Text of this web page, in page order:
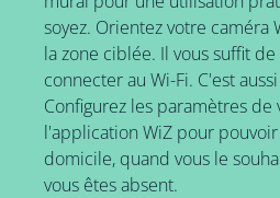
soyez. Orientez votre caméra
la zone ciblée. Il vous suffit
connecter au Wi-Fi. C'est
Configurez les paramètres de
l'application WiZ pour
domicile, quand vous le
vous êtes absent.